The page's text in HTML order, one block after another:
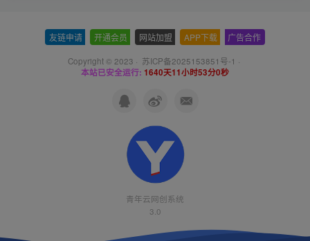
友链申请 开通会员 网站加盟 APP下载 广告合作
Copyright © 2023 · 苏ICP备2025153851号-1 ·
本站已安全运行: 1640天11小时53分1秒
青年云网创系统
3.0